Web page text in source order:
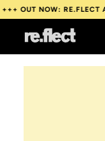
NOW: RE.FLECT